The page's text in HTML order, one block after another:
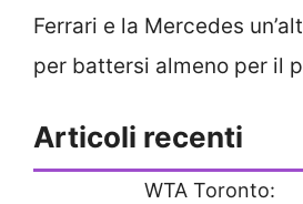
Ferrari e la Mercedes
per battersi almeno per il
Articoli recenti
WTA Toronto: